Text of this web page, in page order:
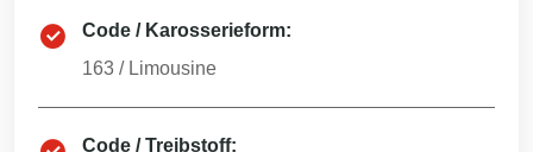
Code / Karosserieform:
163 / Limousine
Code / Treibstoff: